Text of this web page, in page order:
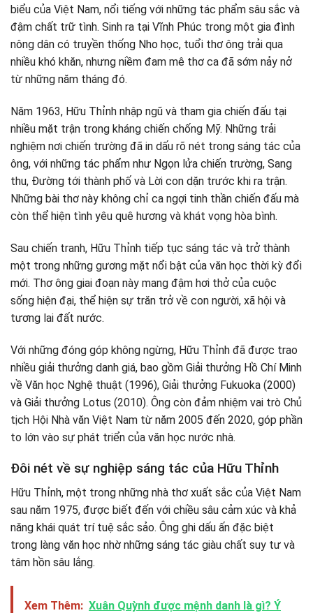
biểu của Việt Nam, nổi tiếng với những tác phẩm sâu sắc và
đậm chất trữ tình. Sinh ra tại Vĩnh Phúc trong một gia đình
nông dân có truyền thống Nho học, tuổi thơ ông trải qua
nhiều khó khăn, nhưng niềm đam mê thơ ca đã sớm nảy nở
từ những năm tháng đó.
Năm 1963, Hữu Thỉnh nhập ngũ và tham gia chiến đấu tại
nhiều mặt trận trong kháng chiến chống Mỹ. Những trải
nghiệm nơi chiến trường đã in dấu rõ nét trong sáng tác của
ông, với những tác phẩm như Ngọn lửa chiến trường, Sang
thu, Đường tới thành phố và Lời con dặn trước khi ra trận.
Những bài thơ này không chỉ ca ngợi tinh thần chiến đấu mà
còn thể hiện tình yêu quê hương và khát vọng hòa bình.
Sau chiến tranh, Hữu Thỉnh tiếp tục sáng tác và trở thành
một trong những gương mặt nổi bật của văn học thời kỳ đổi
mới. Thơ ông giai đoạn này mang đậm hơi thở của cuộc
sống hiện đại, thể hiện sự trăn trở về con người, xã hội và
tương lai đất nước.
Với những đóng góp không ngừng, Hữu Thỉnh đã được trao
nhiều giải thưởng danh giá, bao gồm Giải thưởng Hồ Chí Minh
về Văn học Nghệ thuật (1996), Giải thưởng Fukuoka (2000)
và Giải thưởng Lotus (2010). Ông còn đảm nhiệm vai trò Chủ
tịch Hội Nhà văn Việt Nam từ năm 2005 đến 2020, góp phần
to lớn vào sự phát triển của văn học nước nhà.
Đôi nét về sự nghiệp sáng tác của Hữu Thỉnh
Hữu Thỉnh, một trong những nhà thơ xuất sắc của Việt Nam
sau năm 1975, được biết đến với chiều sâu cảm xúc và khả
năng khái quát trí tuệ sắc sảo. Ông ghi dấu ấn đặc biệt
trong làng văn học nhờ những sáng tác giàu chất suy tư và
tâm hồn sâu lắng.
Xem Thêm: Xuân Quỳnh được mệnh danh là gì? Ý